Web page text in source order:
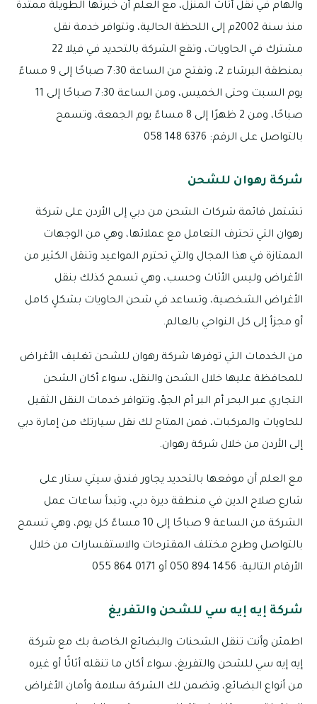
والهام في نقل أثاث المنزل، مع العلم أن خبرتها الطويلة ممتدة
منذ سنة 2002م إلى اللحظة الحالية، وتتوافر خدمة نقل
مشترك في الحاويات، وتقع الشركة بالتحديد في فيلا 22
بمنطقة البرشاء 2، وتفتح من الساعة 7:30 صباحًا إلى 9 مساءً
يوم السبت وحتى الخميس، ومن الساعة 7:30 صباحًا إلى 11
صباحًا، ومن 2 ظهرًا إلى 8 مساءً يوم الجمعة، وتسمح
بالتواصل على الرقم: 6376 148 058
شركة رهوان للشحن
تشتمل قائمة شركات الشحن من دبي إلى الأردن على شركة
رهوان التي تحترف التعامل مع عملائها، وهي من الوجهات
الممتازة في هذا المجال والتي تحترم المواعيد وتنقل الكثير من
الأغراض وليس الأثاث وحسب، وهي تسمح كذلك بنقل
الأغراض الشخصية، وتساعد في شحن الحاويات بشكلٍ كامل
أو مجزأ إلى كل النواحي بالعالم.
من الخدمات التي توفرها شركة رهوان للشحن تغليف الأغراض
للمحافظة عليها خلال الشحن والنقل، سواء أكان الشحن
التجاري عبر البحر أم البر أم الجوّ، وتتوافر خدمات النقل الثقيل
للحاويات والمركبات، فمن المتاح لك نقل سيارتك من إمارة دبي
إلى الأردن من خلال شركة رهوان.
مع العلم أن موقعها بالتحديد يجاور فندق سيتي ستار على
شارع صلاح الدين في منطقة ديرة دبي، وتبدأ ساعات عمل
الشركة من الساعة 9 صباحًا إلى 10 مساءً كل يوم، وهي تسمح
بالتواصل وطرح مختلف المقترحات والاستفسارات من خلال
الأرقام التالية: 1456 894 050 أو 0171 864 055
شركة إيه إيه سي للشحن والتفريغ
اطمئن وأنت تنقل الشحنات والبضائع الخاصة بك مع شركة
إيه إيه سي للشحن والتفريغ، سواء أكان ما تنقله أثاثًا أو غيره
من أنواع البضائع، وتضمن لك الشركة سلامة وأمان الأغراض